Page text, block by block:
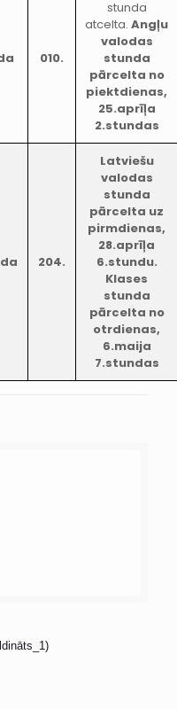
010.
stunda
atcelta. Angļu
valodas
stunda
pārcelta no
piektdienas,
25.aprīļa
2.stundas
204.
Latviešu
valodas
stunda
pārcelta uz
pirmdienas,
28.aprīļa
6.stundu.
Klases
stunda
pārcelta no
otrdienas,
6.maija
7.stundas